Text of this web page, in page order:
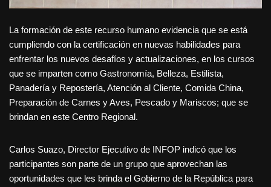
La formación de este recurso humano evidencia que se está
cumpliendo con la certificación en nuevas habilidades para
enfrentar los nuevos desafíos y actualizaciones, en los cursos
que se imparten como Gastronomía, Belleza, Estilista,
Panadería y Repostería, Atención al Cliente, Comida China,
Preparación de Carnes y Aves, Pescado y Mariscos; que se
brindan en este Centro Regional.
Carlos Suazo, Director Ejecutivo de INFOP indicó que los
participantes son parte de un grupo que aprovechan las
oportunidades que les brinda el Gobierno de la República para